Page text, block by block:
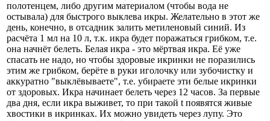
полотенцем, либо другим материалом (чтобы вода не
остывала) для быстрого выклева икры. Желательно в этот же
день, конечно, в отсадник залить метиленовый синий. Из
расчёта 1 мл на 10 л, т.к. икра будет поражаться грибком, т.е.
она начнёт белеть. Белая икра - это мёртвая икра. Её уже
спасать не надо, но чтобы здоровые икринки не поразились
этим же грибком, берёте в руки иголочку или зубочистку и
аккуратно "выклёвываете", т.е. убираете эти белые икринки
от здоровых. Икра начинает белеть через 12 часов. За первые
два дня, если икра выживет, то при такой t появятся живые
хвостики в икринках. Их можно увидеть через лупу. Это